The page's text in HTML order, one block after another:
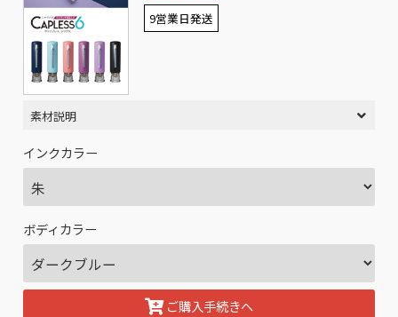
9営業日発送
素材説明
インクカラー
ボディカラー
ご購入手続きへ